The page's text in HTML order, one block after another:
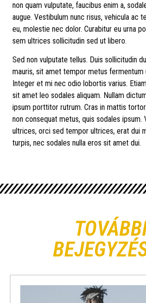
non quam vulputate, faucibus enim a,
augue. Vestibulum nunc risus, vehicula ac
eu, molestie nec dolor. Curabitur eu urna
sem ultrices sollicitudin sed ut libero.
Sed non vulputate tellus. Duis sollicitudin
mauris, sit amet tempor metus fermentum
Integer et mi nec odio lobortis varius.
sit amet leo sodales aliquam. Nullam
ipsum porttitor rutrum. Cras in mattis
non consequat metus, quis sodales ipsum.
ultrices, orci sed tempor ultrices, erat dui
turpis, nec sodales nulla eros sit amet dui.